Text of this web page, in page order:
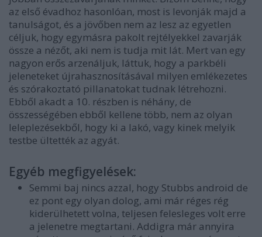
az első évadhoz hasonlóan, most is levonják majd a
tanulságot, és a jövőben nem az lesz az egyetlen
céljuk, hogy egymásra pakolt rejtélyekkel zavarják
össze a nézőt, aki nem is tudja mit lát. Mert van egy
nagyon erős arzenáljuk, láttuk, hogy a parkbéli
jeleneteket újrahasznosításával milyen emlékezetes
és szórakoztató pillanatokat tudnak létrehozni.
Ebből akadt a 10. részben is néhány, de
összességében ebből kellene több, nem az olyan
leleplezésekből, hogy ki a lakó, vagy kinek melyik
testbe ültették az agyát.
Egyéb megfigyelések:
Semmi baj nincs azzal, hogy Stubbs android de
ez pont egy olyan dolog, ami már réges rég
kiderülhetett volna, teljesen felesleges volt erre
a jelenetre megtartani. Addigra már annyira